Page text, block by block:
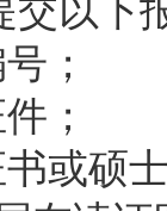
交以下
；
；
书或硕